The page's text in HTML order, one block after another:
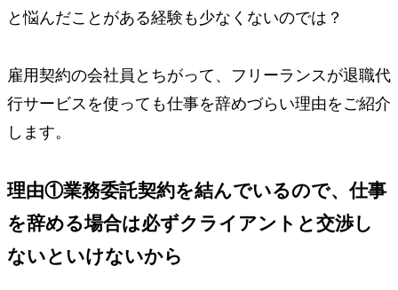
と悩んだことがある経験も少なくないのでは？
雇用契約の会社員とちがって、フリーランスが退職代
行サービスを使っても仕事を辞めづらい理由をご紹介
します。
理由①業務委託契約を結んでいるので、仕事
を辞める場合は必ずクライアントと交渉し
ないといけないから